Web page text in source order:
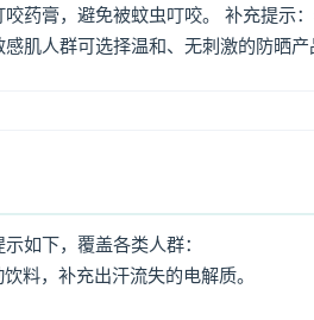
药膏，避免被蚊虫叮咬。 补充提示
肌人群可选择温和、无刺激的防晒产
如下，覆盖各类人群：
料，补充出汗流失的电解质。